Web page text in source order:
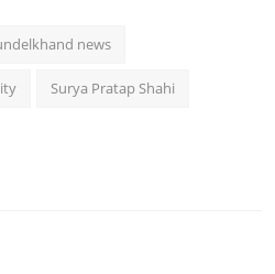
news
Surya Pratap Shahi